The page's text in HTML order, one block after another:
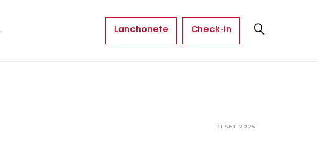
Lanchonete Check-in
11 SET 2025